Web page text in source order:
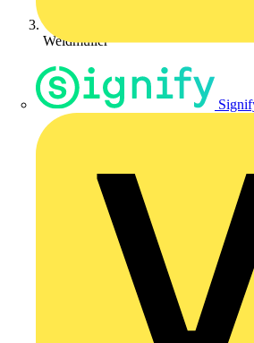
Weidmüller